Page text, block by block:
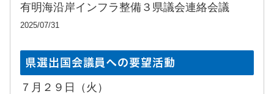
有明海沿岸インフラ整備３県議会連絡会議
2025/07/31
県選出国会議員への要望活動
７月２９日（火）